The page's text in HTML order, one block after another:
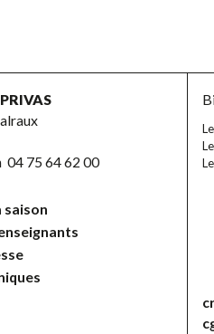
04 75 64 62 00
saison